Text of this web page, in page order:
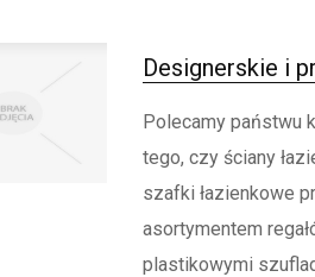
Designerskie i
Polecamy państwu
tego, czy ściany
szafki łazienkowe
asortymentem
plastikowymi